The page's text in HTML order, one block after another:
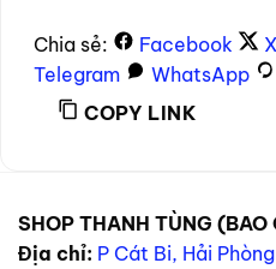
Chia sẻ: Facebook
Telegram
WhatsApp
COPY LINK
SHOP THANH TÙNG (BAO
Địa chỉ: P Cát Bi, Hải Phòng